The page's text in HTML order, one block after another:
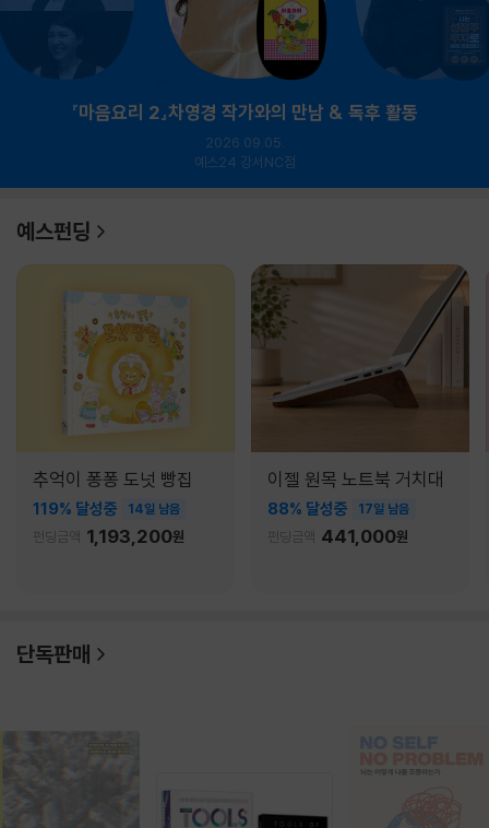
『마음요리 2』차영경 작가와의 만남 & 독후 활동
2026.09.05.
예스24 강서NC점
예스펀딩
추억이 퐁퐁 도넛 빵집
119% 달성중 14일 남음
펀딩금액 1,193,200원
이젤 원목 노트북 거치대
88% 달성중 17일 남음
펀딩금액 441,000원
단독판매